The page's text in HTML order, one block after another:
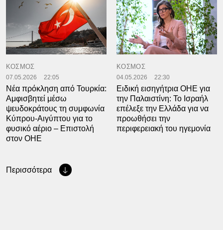
ΚΟΣΜΟΣ
07.05.2026 22:05
Νέα πρόκληση από Τουρκία:
Αμφισβητεί μέσω
ψευδοκράτους τη συμφωνία
Κύπρου-Αιγύπτου για το
φυσικό αέριο – Επιστολή
στον ΟΗΕ
ΚΟΣΜΟΣ
04.05.2026 22:30
Ειδική εισηγήτρια ΟΗΕ για
την Παλαιστίνη: Το Ισραήλ
επέλεξε την Ελλάδα για να
προωθήσει την
περιφερειακή του ηγεμονία
Περισσότερα